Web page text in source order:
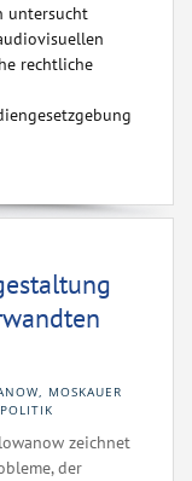
untersucht
rechtliche
MOSKAUER
zeichnet
der